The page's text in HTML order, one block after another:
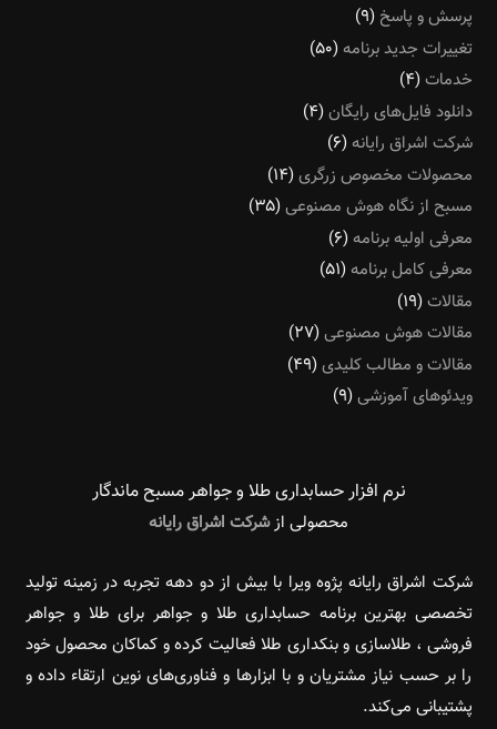
پرسش و پاسخ (۹)
تغییرات جدید برنامه (۵۰)
خدمات(۴)
دانلود فایل‌های رایگان(۴)
شرکت اشراق رایانه (۶)
محصولات مخصوص زرگری(۱۴)
مسبح از نگاه هوش مصنوعی(۳۵)
معرفی اولیه برنامه (۶)
معرفی کامل برنامه (۵۱)
مقالات(۱۹)
مقالات هوش مصنوعی(۲۷)
مقالات و مطالب کلیدی(۴۹)
ویدئوهای آموزشی(۹)
نرم افزار حسابداری طلا و جواهر مسبح ماندگار‌
محصولی ازشرکت اشراق رایانه
شرکت اشراق رایانه پژوه ویرا با بیش از دو دهه تجربه در زمینه تولید
تخصصی بهترین برنامه حسابداری طلا و جواهر برای طلا و جواهر
فروشی ، طلاسازی و بنکداری طلا فعالیت کرده و کماکان محصول خود
را بر حسب نیاز مشتریان و با ابزارها و فناوری‌های نوین ارتقاء داده و
پشتیبانی می‌کند.